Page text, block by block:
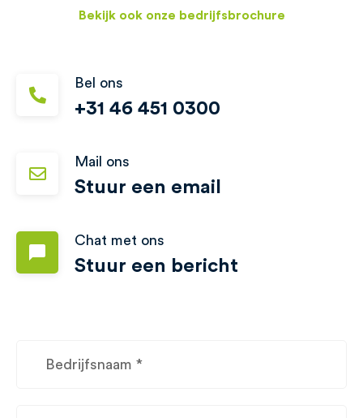
Bekijk ook onze bedrijfsbrochure
Bel ons
+31 46 451 0300
Mail ons
Stuur een email
Chat met ons
Stuur een bericht